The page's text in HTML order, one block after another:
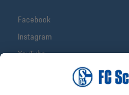
Facebook
Instagram
YouTube